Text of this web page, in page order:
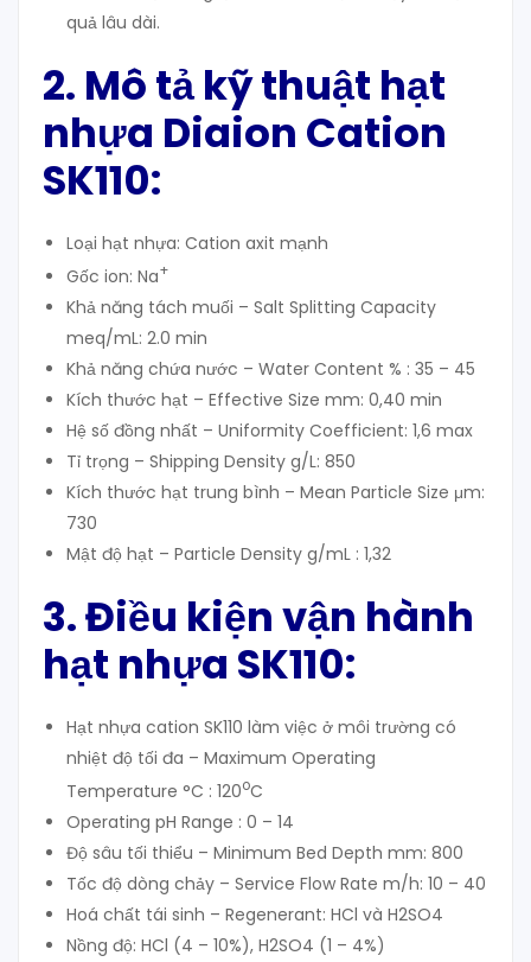
quả lâu dài.
2. Mô tả kỹ thuật hạt
nhựa Diaion Cation
SK110:
Loại hạt nhựa: Cation axit mạnh
Gốc ion: Na+
Khả năng tách muối – Salt Splitting Capacity
meq/mL: 2.0 min
Khả năng chứa nước – Water Content % : 35 – 45
Kích thước hạt – Effective Size mm: 0,40 min
Hệ số đồng nhất – Uniformity Coefficient: 1,6 max
Tỉ trọng – Shipping Density g/L: 850
Kích thước hạt trung bình – Mean Particle Size μm:
730
Mật độ hạt – Particle Density g/mL : 1,32
3. Điều kiện vận hành
hạt nhựa SK110:
Hạt nhựa cation SK110 làm việc ở môi trường có
nhiệt độ tối đa – Maximum Operating
Temperature °C : 120oC
Operating pH Range : 0 – 14
Độ sâu tối thiểu – Minimum Bed Depth mm: 800
Tốc độ dòng chảy – Service Flow Rate m/h: 10 – 40
Hoá chất tái sinh – Regenerant: HCl và H2SO4
Nồng độ: HCl (4 – 10%), H2SO4 (1 – 4%)